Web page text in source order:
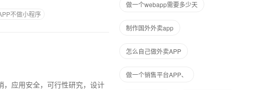
不做小程序
，应用安全，可行性研究，设计
做一个webapp需要多少天
制作国外外卖app
怎么自己做外卖APP
做一个销售平台APP、